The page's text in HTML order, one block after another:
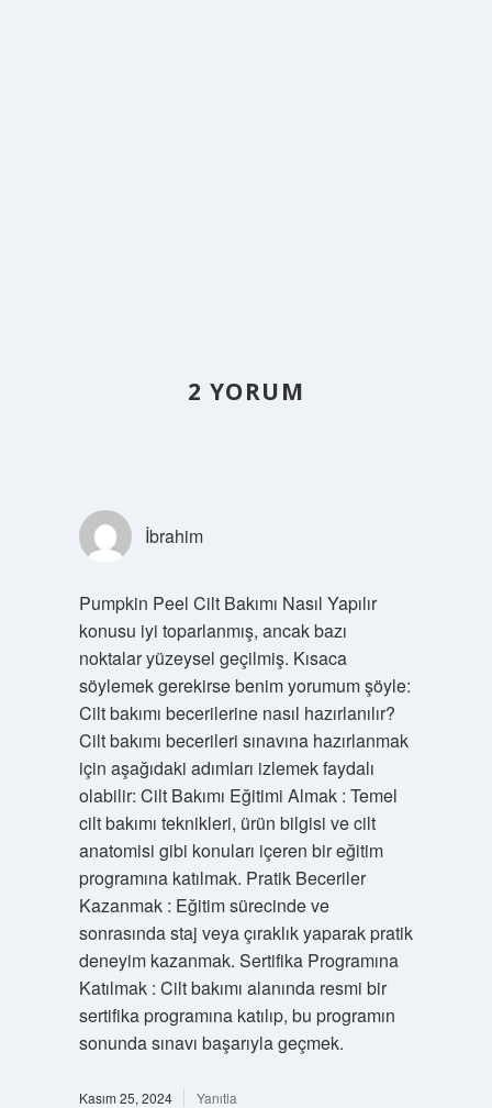
2 YORUM
İbrahim
Pumpkin Peel Cilt Bakımı Nasıl Yapılır
konusu iyi toparlanmış, ancak bazı
noktalar yüzeysel geçilmiş. Kısaca
söylemek gerekirse benim yorumum şöyle:
Cilt bakımı becerilerine nasıl hazırlanılır?
Cilt bakımı becerileri sınavına hazırlanmak
için aşağıdaki adımları izlemek faydalı
olabilir: Cilt Bakımı Eğitimi Almak : Temel
cilt bakımı teknikleri, ürün bilgisi ve cilt
anatomisi gibi konuları içeren bir eğitim
programına katılmak. Pratik Beceriler
Kazanmak : Eğitim sürecinde ve
sonrasında staj veya çıraklık yaparak pratik
deneyim kazanmak. Sertifika Programına
Katılmak : Cilt bakımı alanında resmi bir
sertifika programına katılıp, bu programın
sonunda sınavı başarıyla geçmek.
Kasım 25, 2024 Yanıtla